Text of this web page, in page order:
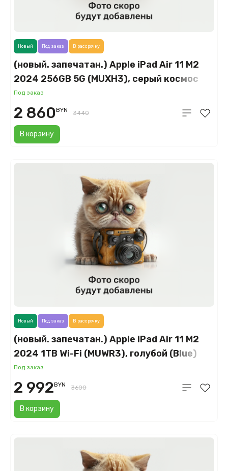
(новый. запечатан.) Apple iPad Air 11 M2
2024 256GB 5G (MUXH3), серый космос
(Space Gray)
Под заказ
В корзину
Новый Под заказ В рассрочку
2 860BYN 3440
(новый. запечатан.) Apple iPad Air 11 M2
2024 1TB Wi-Fi (MUWR3), голубой (Blue)
Под заказ
В корзину
Новый Под заказ В рассрочку
2 992BYN 3600